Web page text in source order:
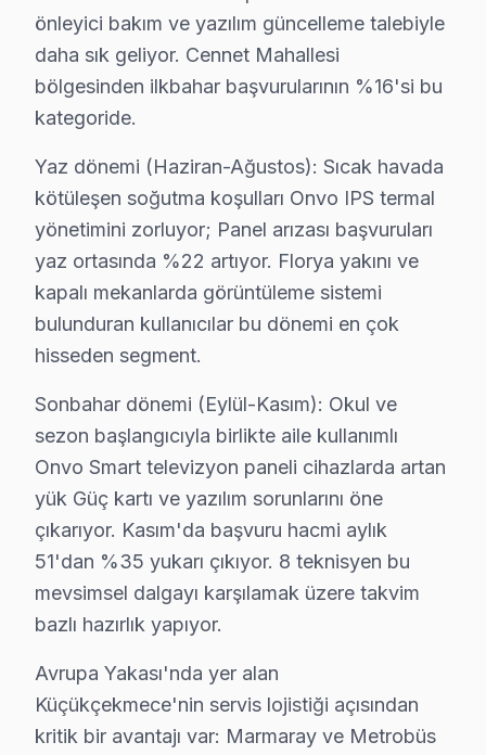
Mehmet Akif mahallesi, sakin bir yaşam sunan bir
Söğütlüçeşme'de Onvo TV Servisi
Söğütlüçeşme mahallesi, ulaşım açısından
Sultanmurat'ta Onvo TV Servisi
Sultanmurat mahallesi, aileler için tercih edilen bir
Tevfik Bey'de Onvo TV Servisi
Tevfik Bey mahallesi, modern yaşam alanları ile
Yarımburgaz'da Onvo TV Servisi
Yarımburgaz, gelişen bir bölge olarak gün geçtikçe
Yenimahalle'de Onvo TV Servisi
Yenimahalle, sosyal olanaklarıyla bilinen bir yer.
Yeşilova'da Onvo TV Servisi
Yeşilova, sakin bir yaşam ortamı sağlıyor. Onvo TV
Onvo Parça Temini ve Maliyet Gerçekleri
Anakart tamiri, model serisine göre farklılık gösterir;
Ayrıca yerinde servis ile atölye servisleri arasında
önleyici bakım ve yazılım güncelleme talebiyle
daha sık geliyor. Cennet Mahallesi
bölgesinden ilkbahar başvurularının %16'si bu
kategoride.
Yaz dönemi (Haziran-Ağustos): Sıcak havada
kötüleşen soğutma koşulları Onvo IPS termal
yönetimini zorluyor; Panel arızası başvuruları
yaz ortasında %22 artıyor. Florya yakını ve
kapalı mekanlarda görüntüleme sistemi
bulunduran kullanıcılar bu dönemi en çok
hisseden segment.
Sonbahar dönemi (Eylül-Kasım): Okul ve
sezon başlangıcıyla birlikte aile kullanımlı
Onvo Smart televizyon paneli cihazlarda artan
yük Güç kartı ve yazılım sorunlarını öne
çıkarıyor. Kasım'da başvuru hacmi aylık
51'dan %35 yukarı çıkıyor. 8 teknisyen bu
mevsimsel dalgayı karşılamak üzere takvim
bazlı hazırlık yapıyor.
Avrupa Yakası'nda yer alan
Küçükçekmece'nin servis lojistiği açısından
kritik bir avantajı var: Marmaray ve Metrobüs